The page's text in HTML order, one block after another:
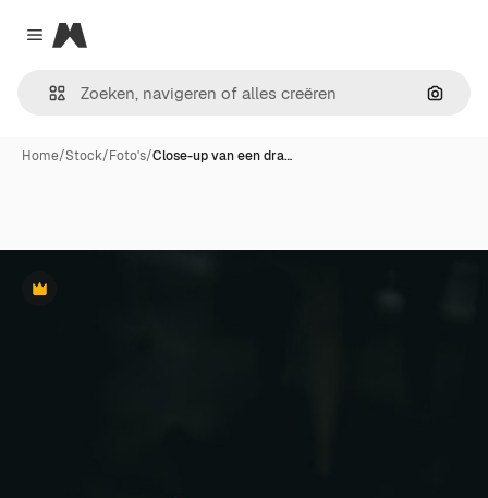
Close menu
Magnific
Home/Stock/Foto's/Close-up van een dra…
Premium